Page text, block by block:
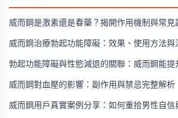
威而鋼是激素還是春藥？揭開作用機制與常見
威而鋼治療勃起功能障礙：效果、使用方法與
勃起功能障礙與性慾減退的關聯：威而鋼能提
威而鋼對血壓的影響：副作用與禁忌完整解析
威而鋼用戶真實案例分享：如何重拾男性自信